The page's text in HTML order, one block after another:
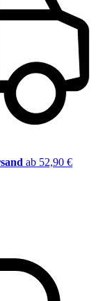
ab 52,90 €